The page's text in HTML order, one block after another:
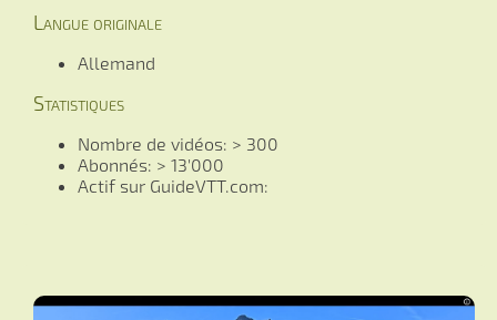
Langue originale
Allemand
Statistiques
Nombre de vidéos: > 300
Abonnés: > 13'000
Actif sur GuideVTT.com: